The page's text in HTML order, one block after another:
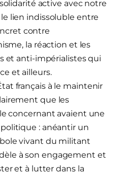
active avec notre
lien indissoluble entre
contre
la réaction et les
et anti-impérialistes qui
et ailleurs.
français à le maintenir
que les
concernant avaient une
: anéantir un
vivant du militant
à son engagement et
et à lutter dans la